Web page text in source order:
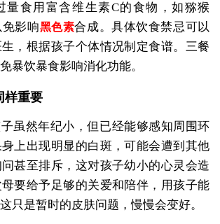
量食用富含维生素C的食物，如猕猴
影响黑色素合成。具体饮食禁忌可以
，根据孩子个体情况制定食谱。三餐
暴饮暴食影响消化功能。
样重要
虽然年纪小，但已经能够感知周围环
上出现明显的白斑，可能会遭到其他
甚至排斥，这对孩子幼小的心灵会造
要给予足够的关爱和陪伴，用孩子能
只是暂时的皮肤问题，慢慢会变好。